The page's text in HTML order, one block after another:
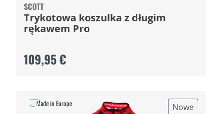
SCOTT
Trykotowa koszulka z długim
rękawem Pro
109,95 €
Nowe
Made in Europe